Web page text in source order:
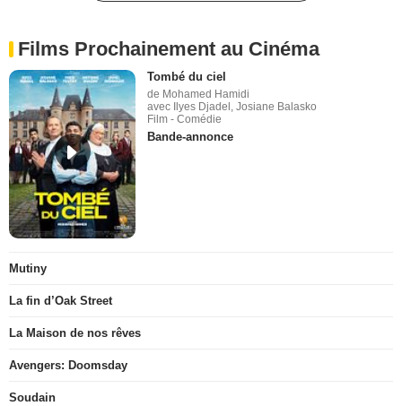
Films Prochainement au Cinéma
Tombé du ciel
de Mohamed Hamidi
avec Ilyes Djadel, Josiane Balasko
Film - Comédie
Bande-annonce
Mutiny
La fin d’Oak Street
La Maison de nos rêves
Avengers: Doomsday
Soudain